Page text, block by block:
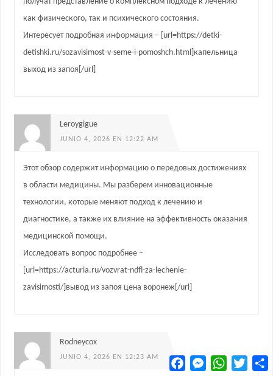
как физического, так и психического состояния.
Интересует подробная информация – [url=https://detki-
detishki.ru/sozavisimost-v-seme-i-pomoshch.html]капельница
выход из запоя[/url]
Leroygigue
JUNIO 4, 2026 EN 12:22 AM
Этот обзор содержит информацию о передовых достижениях
в области медицины. Мы разберем инновационные
технологии, которые меняют подход к лечению и
диагностике, а также их влияние на эффективность оказания
медицинской помощи.
Исследовать вопрос подробнее –
[url=https://acturia.ru/vozvrat-ndfl-za-lechenie-
zavisimosti/]вывод из запоя цена воронеж[/url]
Rodneycox
JUNIO 4, 2026 EN 12:23 AM FacebookMessengerWhatsApp
Twitter